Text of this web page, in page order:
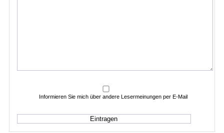
Informieren Sie mich über andere Lesermeinungen per E-Mail